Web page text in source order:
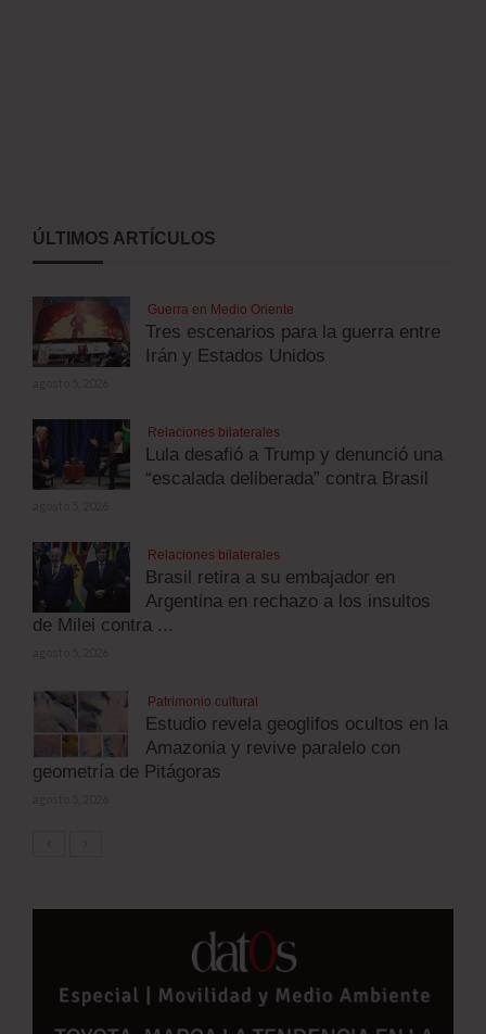
ÚLTIMOS ARTÍCULOS
Guerra en Medio Oriente
Tres escenarios para la guerra entre
Irán y Estados Unidos
Relaciones bilaterales
Lula desafió a Trump y denunció una
“escalada deliberada” contra Brasil
Relaciones bilaterales
Brasil retira a su embajador en
Argentina en rechazo a los insultos
de Milei contra ...
Patrimonio cultural
Estudio revela geoglifos ocultos en la
Amazonia y revive paralelo con
geometría de Pitágoras